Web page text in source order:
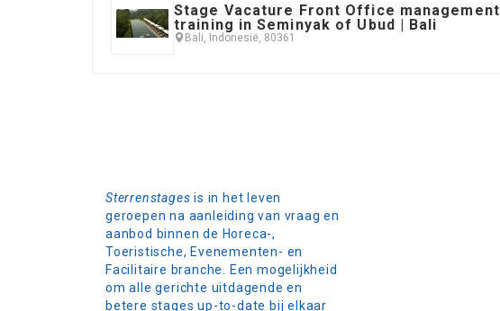
Stage Vacature Front Office management
training in Seminyak of Ubud | Bali
Bali, Indonesië, 80361
Sterrenstages is in het leven
geroepen na aanleiding van vraag en
aanbod binnen de Horeca-,
Toeristische, Evenementen- en
Facilitaire branche. Een mogelijkheid
om alle gerichte uitdagende en
betere stages up-to-date bij elkaar